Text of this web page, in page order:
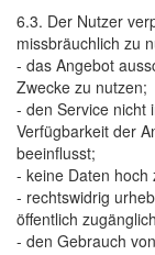
6.3. Der Nutzer
missbräuchlich zu
- das Angebot
Zwecke zu nutzen;
- den Service nicht
Verfügbarkeit der
beeinflusst;
- keine Daten hoch
- rechtswidrig
öffentlich
- den Gebrauch